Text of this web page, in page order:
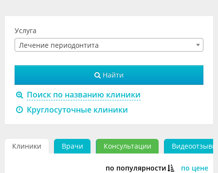
Объявления
Клиники
Специалисты
Услуга
Лечение периодонтита
Найти
Поиск по названию клиники
Круглосуточные клиники
Клиники Врачи Консультации Видеоотзывы
по популярности по цене